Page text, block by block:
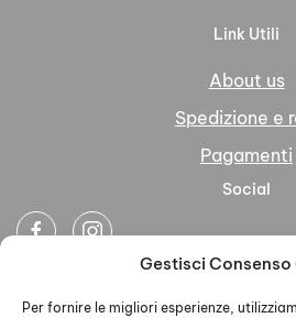
Gestisci
Per fornire le migliori esperienze,
Link Utili
About us
Spedizione e
Pagamenti
Social